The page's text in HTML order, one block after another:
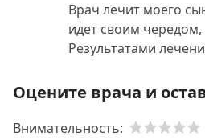
Врач лечит моего
идет своим чередом,
Результатами
Оцените врача и
Внимательность: